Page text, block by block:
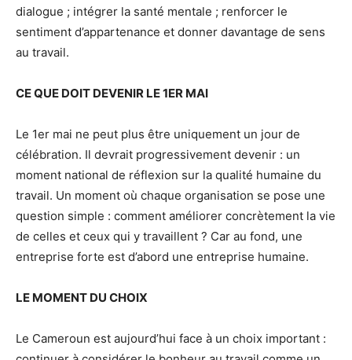
dialogue ; intégrer la santé mentale ; renforcer le
sentiment d’appartenance et donner davantage de sens
au travail.
CE QUE DOIT DEVENIR LE 1ER MAI
Le 1er mai ne peut plus être uniquement un jour de
célébration. Il devrait progressivement devenir : un
moment national de réflexion sur la qualité humaine du
travail. Un moment où chaque organisation se pose une
question simple : comment améliorer concrètement la vie
de celles et ceux qui y travaillent ? Car au fond, une
entreprise forte est d’abord une entreprise humaine.
LE MOMENT DU CHOIX
Le Cameroun est aujourd’hui face à un choix important :